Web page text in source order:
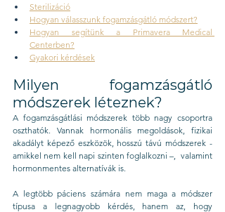
Sterilizáció
Hogyan válasszunk fogamzásgátló módszert?
Hogyan segítünk a Primavera Medical
Centerben?
Gyakori kérdések
Milyen fogamzásgátló
módszerek léteznek?
A fogamzásgátlási módszerek több nagy csoportra
oszthatók. Vannak hormonális megoldások, fizikai
akadályt képező eszközök, hosszú távú módszerek -
amikkel nem kell napi szinten foglalkozni –,  valamint
hormonmentes alternatívák is.
A legtöbb páciens számára nem maga a módszer
típusa a legnagyobb kérdés, hanem az, hogy